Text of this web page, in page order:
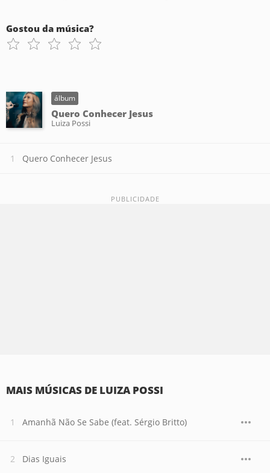
Gostou da música?
álbum
Quero Conhecer Jesus
Luiza Possi
Quero Conhecer Jesus
MAIS MÚSICAS DE LUIZA POSSI
Amanhã Não Se Sabe (feat. Sérgio Britto)
Dias Iguais